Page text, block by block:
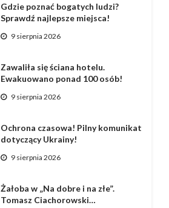
Gdzie poznać bogatych ludzi?
Sprawdź najlepsze miejsca!
9 sierpnia 2026
Zawaliła się ściana hotelu.
Ewakuowano ponad 100 osób!
9 sierpnia 2026
Ochrona czasowa! Pilny komunikat
dotyczący Ukrainy!
9 sierpnia 2026
Żałoba w „Na dobre i na złe”.
Tomasz Ciachorowski…